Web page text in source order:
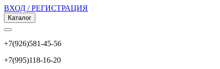
ВХОД / РЕГИСТРАЦИЯ
Каталог
+7(926)581-45-56
+7(995)118-16-20